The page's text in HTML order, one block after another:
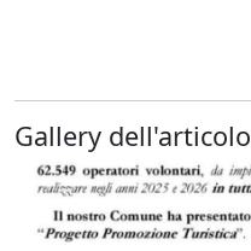
Gallery dell'articolo